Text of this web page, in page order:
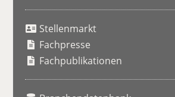
Stellenmarkt
Fachpresse
Fachpublikationen